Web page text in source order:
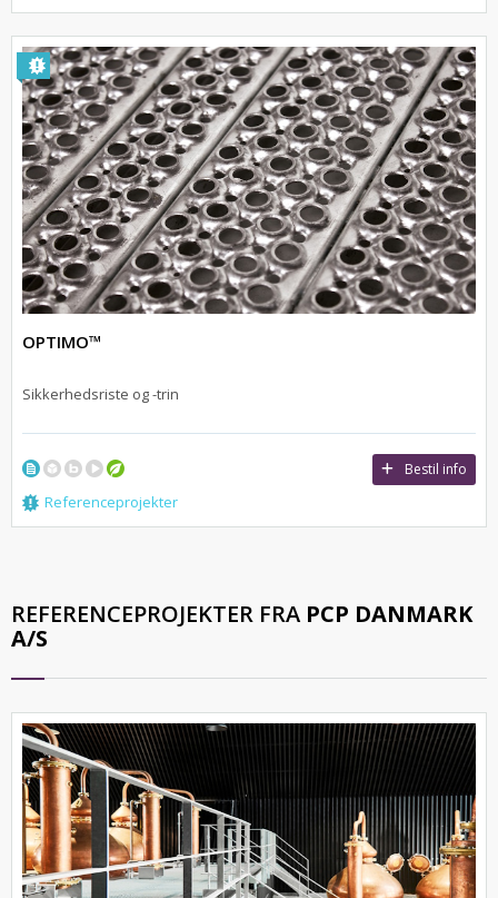
OPTIMO™
Sikkerhedsriste og -trin
Bestil info
Referenceprojekter
REFERENCEPROJEKTER FRA PCP DANMARK
A/S